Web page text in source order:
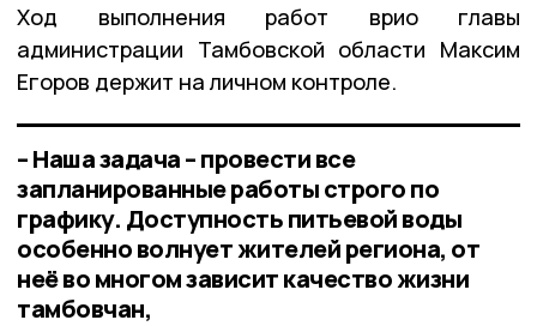
Ход выполнения работ врио главы
администрации Тамбовской области Максим
Егоров держит на личном контроле.
– Наша задача – провести все
запланированные работы строго по
графику. Доступность питьевой воды
особенно волнует жителей региона, от
неё во многом зависит качество жизни
тамбовчан,